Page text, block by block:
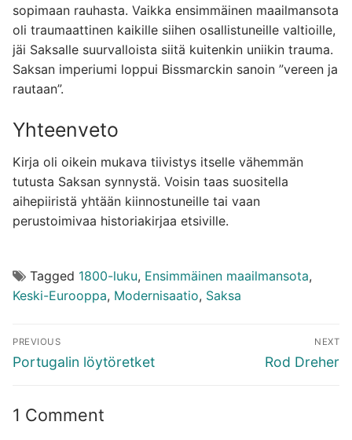
sopimaan rauhasta. Vaikka ensimmäinen maailmansota
oli traumaattinen kaikille siihen osallistuneille valtioille,
jäi Saksalle suurvalloista siitä kuitenkin uniikin trauma.
Saksan imperiumi loppui Bissmarckin sanoin ”vereen ja
rautaan”.
Yhteenveto
Kirja oli oikein mukava tiivistys itselle vähemmän
tutusta Saksan synnystä. Voisin taas suositella
aihepiiristä yhtään kiinnostuneille tai vaan
perustoimivaa historiakirjaa etsiville.
Tagged 1800-luku, Ensimmäinen maailmansota,
Keski-Eurooppa, Modernisaatio, Saksa
Artikkelien
selaus
PREVIOUS
Previous
Portugalin löytöretket
NEXT
Next
Rod Dreher
1 Comment